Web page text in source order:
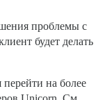
проблемы с
будет делать
на более